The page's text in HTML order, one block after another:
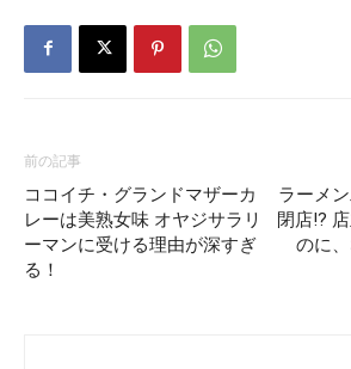
前の記事
ココイチ・グランドマザーカ
レーは美熟女味 オヤジサラリ
ーマンに受ける理由が深すぎ
る！
ラーメ
閉店!?
のに